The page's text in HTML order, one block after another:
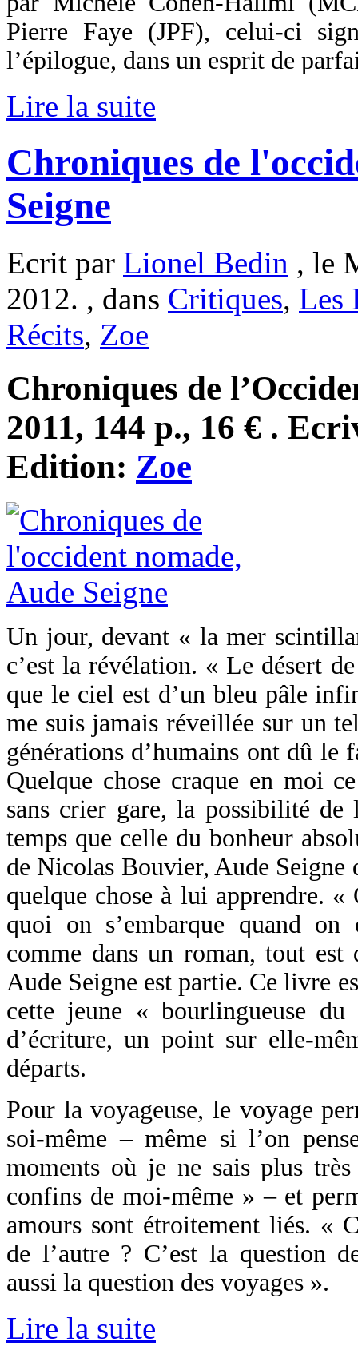
Pierre Faye (JPF), celui-ci
l’épilogue, dans un esprit de
Lire la suite
Chroniques de
Seigne
Ecrit par Lionel Bedin , le
2012. , dans Critiques, Les
Récits, Zoe
Chroniques de
2011, 144 p., 16 € .
Edition: Zoe
Un jour, devant « la mer
c’est la révélation. « Le désert
que le ciel est d’un bleu pâle
me suis jamais réveillée sur un
générations d’humains ont dû le
Quelque chose craque en moi
sans crier gare, la possibilité de
temps que celle du bonheur
de Nicolas Bouvier, Aude Seigne
quelque chose à lui apprendre.
quoi on s’embarque quand on
comme dans un roman, tout
Aude Seigne est partie. Ce livre
cette jeune « bourlingueuse
d’écriture, un point sur elle-
départs.
Pour la voyageuse, le voyage
soi-même – même si l’on
moments où je ne sais plus
confins de moi-même » – et
amours sont étroitement liés. «
de l’autre ? C’est la question
aussi la question des voyages ».
Lire la suite